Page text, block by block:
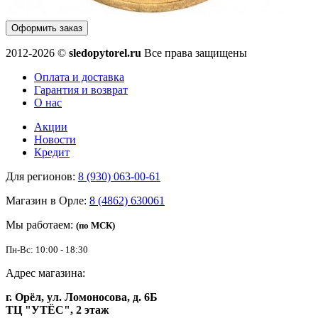
Оформить заказ
2012-2026 © sledopytorel.ru Все права защищены
Оплата и доставка
Гарантия и возврат
О нас
Акции
Новости
Кредит
Для регионов: 8 (930) 063-00-61
Магазин в Орле: 8 (4862) 630061
Мы работаем: (по МСК)
Пн-Вс: 10:00 - 18:30
Адрес магазина:
г. Орёл, ул. Ломоносова, д. 6Б
ТЦ "УТЁС", 2 этаж